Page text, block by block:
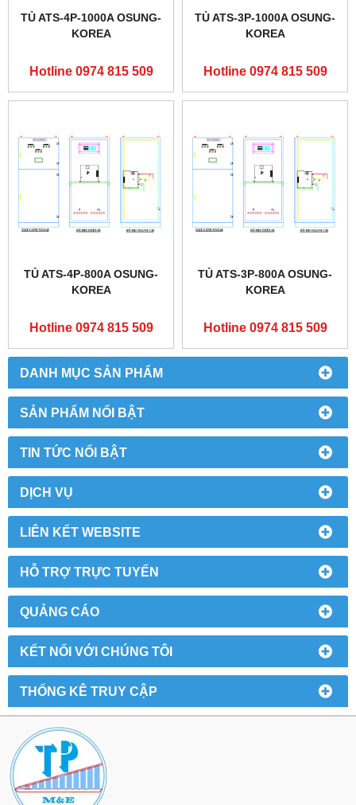
DANH MỤC SẢN PHẨM
SẢN PHẨM NỔI BẬT
TIN TỨC NỔI BẬT
DỊCH VỤ
LIÊN KẾT WEBSITE
HỖ TRỢ TRỰC TUYẾN
QUẢNG CÁO
KẾT NỐI VỚI CHÚNG TÔI
THỐNG KÊ TRUY CẬP
TỦ ATS-4P-1000A OSUNG-
KOREA
Hotline 0974 815 509
TỦ ATS-3P-1000A OSUNG-
KOREA
Hotline 0974 815 509
TỦ ATS-4P-800A OSUNG-
KOREA
Hotline 0974 815 509
TỦ ATS-3P-800A OSUNG-
KOREA
Hotline 0974 815 509